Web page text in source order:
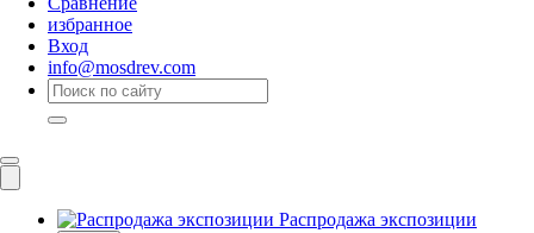
избранное
Вход
info@mosdrev.com
Распродажа экспозиции